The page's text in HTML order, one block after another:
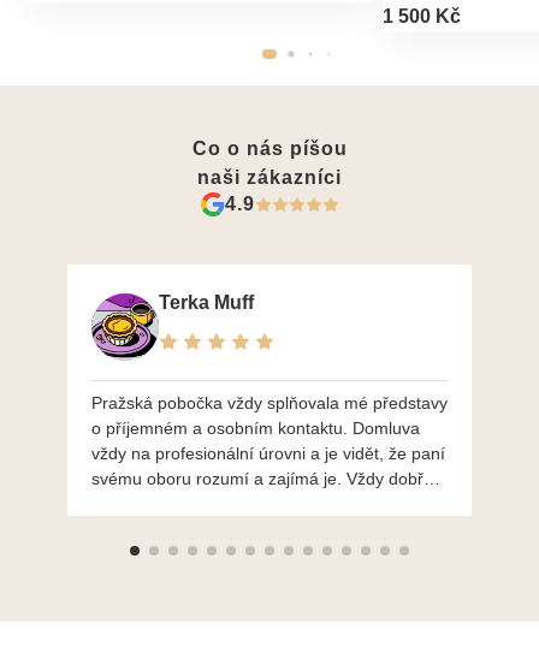
1 500 Kč
Co o nás píšou
naši zákazníci
4.9
Terka Muff
Pražská pobočka vždy splňovala mé představy
o příjemném a osobním kontaktu. Domluva
vždy na profesionální úrovni a je vidět, že paní
svému oboru rozumí a zajímá je. Vždy dobře a
výběru, jak už bylo napsáno - na požádání